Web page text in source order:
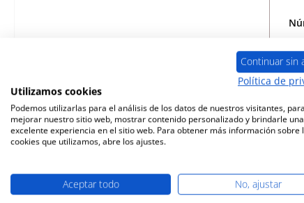
Continuar sin
Política de
Utilizamos cookies
Podemos utilizarlas para el análisis de los datos de nuestros visitantes, para
mejorar nuestro sitio web, mostrar contenido personalizado y brindarle una
excelente experiencia en el sitio web. Para obtener más información sobre
cookies que utilizamos, abre los ajustes.
Aceptar todo No, ajustar